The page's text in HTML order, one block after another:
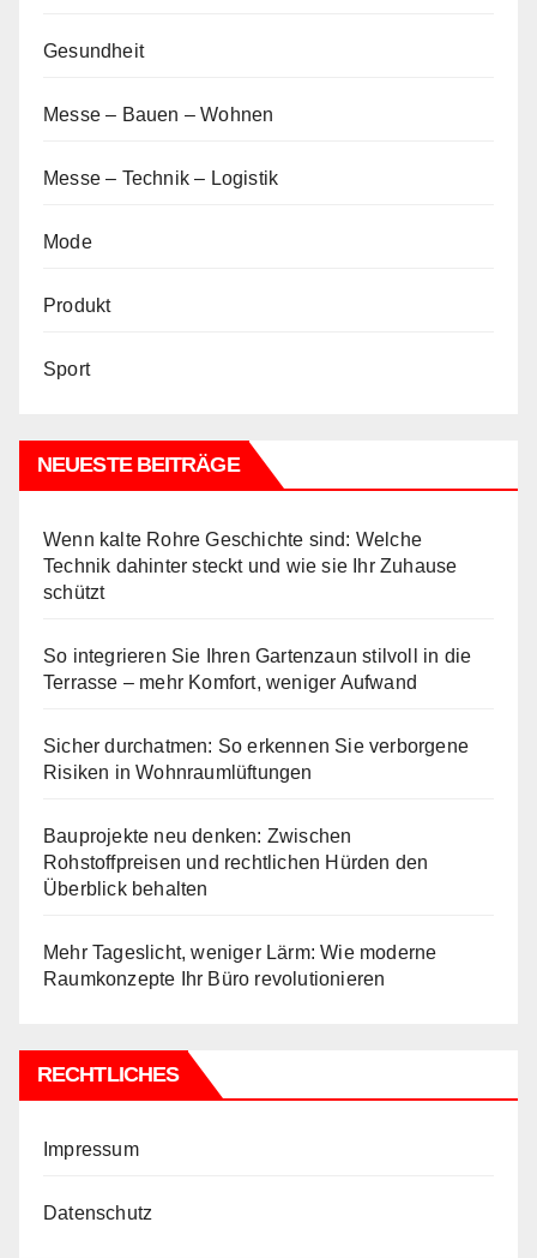
Gesundheit
Messe – Bauen – Wohnen
Messe – Technik – Logistik
Mode
Produkt
Sport
NEUESTE BEITRÄGE
Wenn kalte Rohre Geschichte sind: Welche
Technik dahinter steckt und wie sie Ihr Zuhause
schützt
So integrieren Sie Ihren Gartenzaun stilvoll in die
Terrasse – mehr Komfort, weniger Aufwand
Sicher durchatmen: So erkennen Sie verborgene
Risiken in Wohnraumlüftungen
Bauprojekte neu denken: Zwischen
Rohstoffpreisen und rechtlichen Hürden den
Überblick behalten
Mehr Tageslicht, weniger Lärm: Wie moderne
Raumkonzepte Ihr Büro revolutionieren
RECHTLICHES
Impressum
Datenschutz